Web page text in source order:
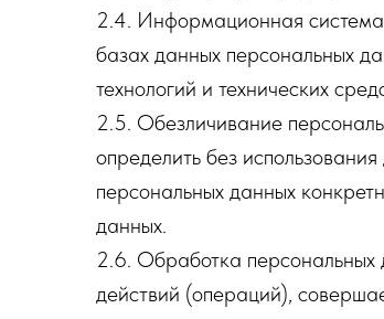
2.4. Информационная
базах данных персональных
технологий и технических
2.5. Обезличивание
определить без
персональных данных
данных.
2.6. Обработка персональных
действий (операций),